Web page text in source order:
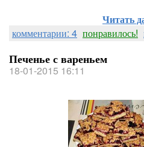
Читать
комментарии: 4 понравилось!
Печенье с вареньем
18-01-2015 16:11